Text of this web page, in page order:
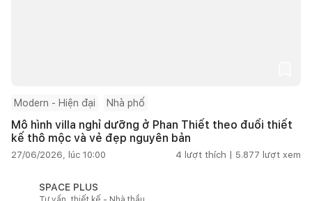
Modern - Hiện đại Nhà phố
Mô hình villa nghỉ dưỡng ở Phan Thiết theo đuổi thiết
kế thô mộc và vẻ đẹp nguyên bản
27/06/2026, lúc 10:00 4 lượt thích | 5.877 lượt xem
SPACE PLUS